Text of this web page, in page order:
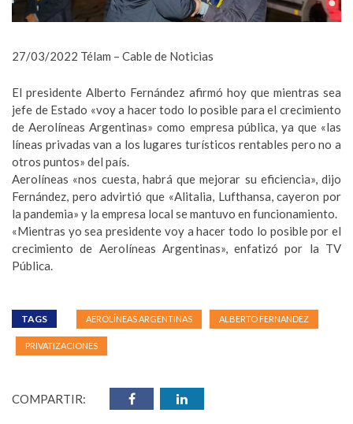
27/03/2022 Télam – Cable de Noticias
El presidente Alberto Fernández afirmó hoy que mientras sea
jefe de Estado «voy a hacer todo lo posible para el crecimiento
de Aerolíneas Argentinas» como empresa pública, ya que «las
líneas privadas van a los lugares turísticos rentables pero no a
otros puntos» del país.
Aerolíneas «nos cuesta, habrá que mejorar su eficiencia», dijo
Fernández, pero advirtió que «Alitalia, Lufthansa, cayeron por
la pandemia» y la empresa local se mantuvo en funcionamiento.
«Mientras yo sea presidente voy a hacer todo lo posible por el
crecimiento de Aerolíneas Argentinas», enfatizó por la TV
Pública.
TAGS AEROLÍNEAS ARGENTINAS ALBERTO FERNANDEZ
PRIVATIZACIONES
COMPARTIR: